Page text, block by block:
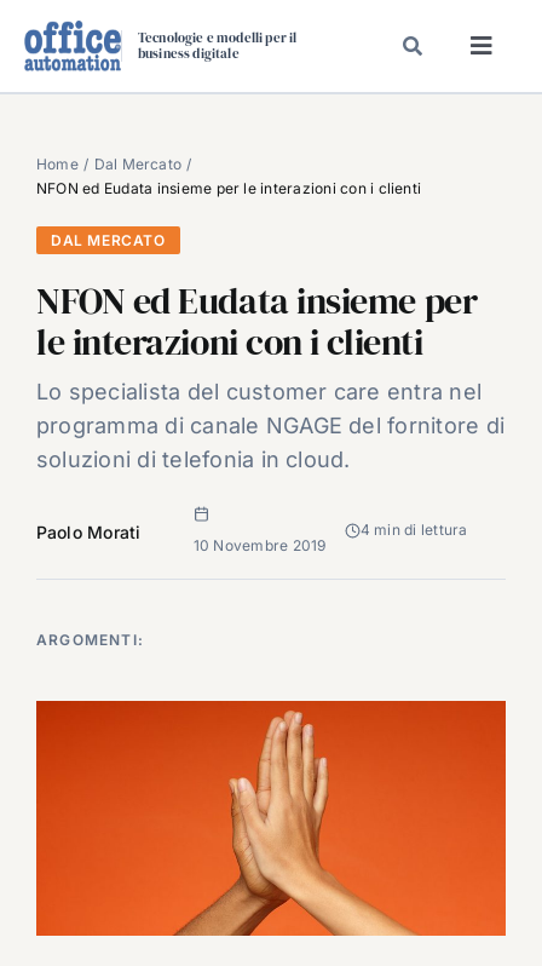
Tecnologie e modelli per il
business digitale
SPECIAL PAPER
TAVOLE ROTONDE DI REDAZIONE
DAL MERCATO
CARRIERE
VIDEO
EVENTI
CHI SIAMO
Home
Dal Mercato
NFON ed Eudata insieme per le interazioni con i clienti
DAL MERCATO
NFON ed Eudata insieme per
le interazioni con i clienti
Lo specialista del customer care entra nel
programma di canale NGAGE del fornitore di
soluzioni di telefonia in cloud.
Paolo Morati
10 Novembre 2019
4 min di lettura
ARGOMENTI: